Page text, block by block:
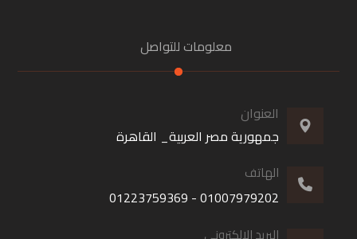
معلومات للتواصل
العنوان
جمهورية مصر العربية_ القاهرة
الهاتف
01007979202 - 01223759369